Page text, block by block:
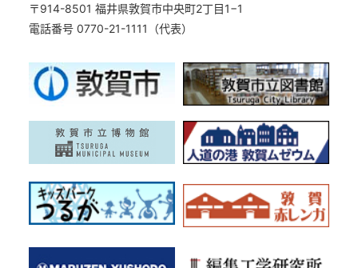
〒914-8501 福井県敦賀市中央町2丁目1−1
電話番号 0770-21-1111（代表）